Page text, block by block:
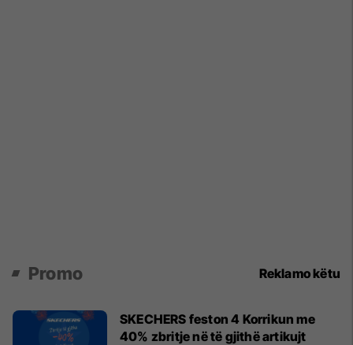
Promo Reklamo këtu
SKECHERS feston 4 Korrikun me
40% zbritje në të gjithë artikujt